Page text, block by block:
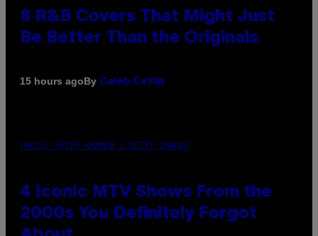
8 R&B Covers That Might Just
Be Better Than the Originals
15 hours agoBy Caleb Catlin
PHOTO: PETER KRAMER / GETTY IMAGES
4 Iconic MTV Shows From the
2000s You Definitely Forgot